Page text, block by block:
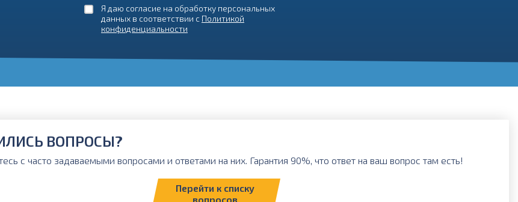
Я даю согласие на обработку персональных
данных в соответствии с Политикой
конфиденциальности
ВОПРОСЫ?
с часто задаваемыми вопросами и ответами на них. Гарантия 90%, что ответ на ваш вопрос там есть!
Перейти к списку
вопросов